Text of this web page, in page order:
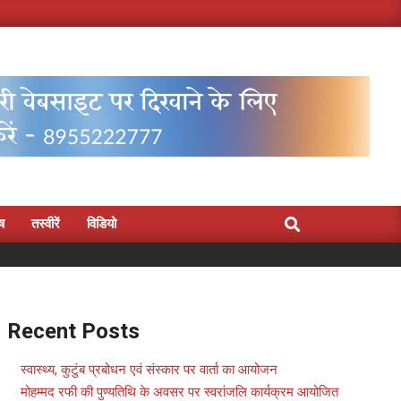
तस्वीरें विडियो Search
Recent Posts
स्वास्थ्य, कुटुंब प्रबोधन एवं संस्कार पर वार्ता का आयोजन
मोहम्मद रफी की पुण्यतिथि के अवसर पर स्वरांजलि कार्यक्रम आयोजित